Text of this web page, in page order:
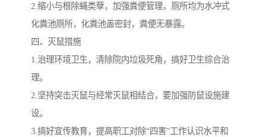
2.缩小与根除蝇类孽，加强粪便管理，厕所均为水冲式
化粪池厕所，化粪池盖密封，粪便无暴露。
四、灭鼠措施
1.治理环境卫生，清除院内垃圾死角，搞好卫生综合治
理。
2.坚持突击灭鼠与经常灭鼠相结合，要加强防鼠设施建
设。
3.搞好宣传教育，提高职工对除“四害”工作认识水平和